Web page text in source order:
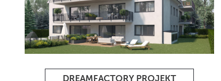
DREAMFACTORY PROJEKT